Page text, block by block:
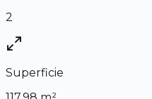
2
Superficie